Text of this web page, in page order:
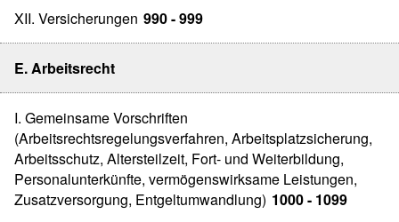
XII. Versicherungen 990 - 999
E. Arbeitsrecht
I. Gemeinsame Vorschriften
(Arbeitsrechtsregelungsverfahren, Arbeitsplatzsicherung,
Arbeitsschutz, Altersteilzeit, Fort- und Weiterbildung,
Personalunterkünfte, vermögenswirksame Leistungen,
Zusatzversorgung, Entgeltumwandlung) 1000 - 1099